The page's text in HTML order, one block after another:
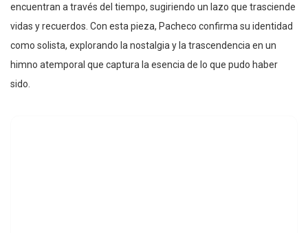
encuentran a través del tiempo, sugiriendo un lazo que trasciende
vidas y recuerdos. Con esta pieza, Pacheco confirma su identidad
como solista, explorando la nostalgia y la trascendencia en un
himno atemporal que captura la esencia de lo que pudo haber
sido.